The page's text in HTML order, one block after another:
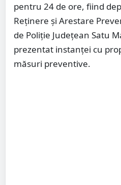
pentru 24 de ore, fiind
Reținere și Arestare
de Poliție Județean Satu
prezentat instanței cu
măsuri preventive.